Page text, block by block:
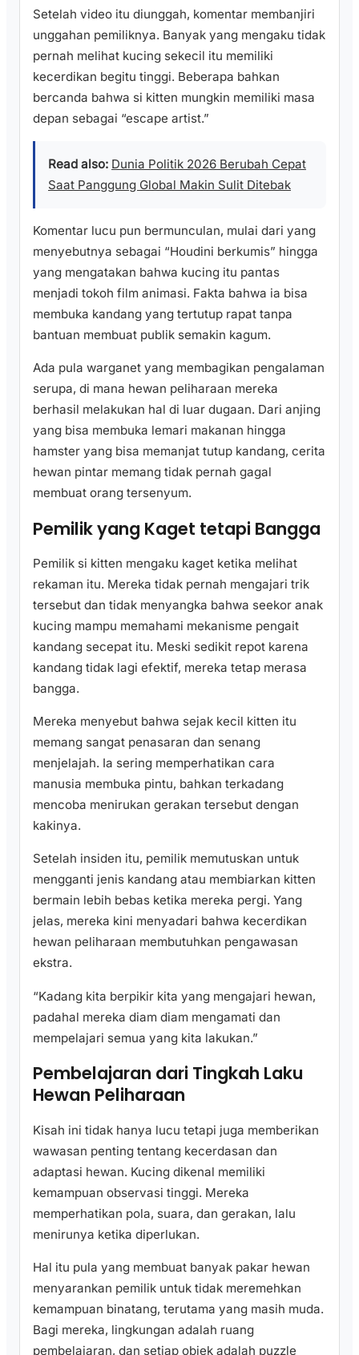
Setelah video itu diunggah, komentar membanjiri
unggahan pemiliknya. Banyak yang mengaku tidak
pernah melihat kucing sekecil itu memiliki
kecerdikan begitu tinggi. Beberapa bahkan
bercanda bahwa si kitten mungkin memiliki masa
depan sebagai “escape artist.”
Read also: Dunia Politik 2026 Berubah Cepat
Saat Panggung Global Makin Sulit Ditebak
Komentar lucu pun bermunculan, mulai dari yang
menyebutnya sebagai “Houdini berkumis” hingga
yang mengatakan bahwa kucing itu pantas
menjadi tokoh film animasi. Fakta bahwa ia bisa
membuka kandang yang tertutup rapat tanpa
bantuan membuat publik semakin kagum.
Ada pula warganet yang membagikan pengalaman
serupa, di mana hewan peliharaan mereka
berhasil melakukan hal di luar dugaan. Dari anjing
yang bisa membuka lemari makanan hingga
hamster yang bisa memanjat tutup kandang, cerita
hewan pintar memang tidak pernah gagal
membuat orang tersenyum.
Pemilik yang Kaget tetapi Bangga
Pemilik si kitten mengaku kaget ketika melihat
rekaman itu. Mereka tidak pernah mengajari trik
tersebut dan tidak menyangka bahwa seekor anak
kucing mampu memahami mekanisme pengait
kandang secepat itu. Meski sedikit repot karena
kandang tidak lagi efektif, mereka tetap merasa
bangga.
Mereka menyebut bahwa sejak kecil kitten itu
memang sangat penasaran dan senang
menjelajah. Ia sering memperhatikan cara
manusia membuka pintu, bahkan terkadang
mencoba menirukan gerakan tersebut dengan
kakinya.
Setelah insiden itu, pemilik memutuskan untuk
mengganti jenis kandang atau membiarkan kitten
bermain lebih bebas ketika mereka pergi. Yang
jelas, mereka kini menyadari bahwa kecerdikan
hewan peliharaan membutuhkan pengawasan
ekstra.
“Kadang kita berpikir kita yang mengajari hewan,
padahal mereka diam diam mengamati dan
mempelajari semua yang kita lakukan.”
Pembelajaran dari Tingkah Laku
Hewan Peliharaan
Kisah ini tidak hanya lucu tetapi juga memberikan
wawasan penting tentang kecerdasan dan
adaptasi hewan. Kucing dikenal memiliki
kemampuan observasi tinggi. Mereka
memperhatikan pola, suara, dan gerakan, lalu
menirunya ketika diperlukan.
Hal itu pula yang membuat banyak pakar hewan
menyarankan pemilik untuk tidak meremehkan
kemampuan binatang, terutama yang masih muda.
Bagi mereka, lingkungan adalah ruang
pembelajaran, dan setiap objek adalah puzzle